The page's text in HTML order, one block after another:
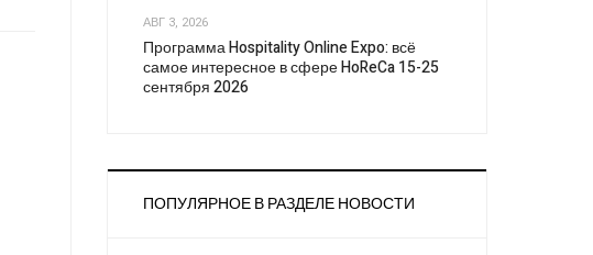
АВГ 3, 2026
Программа Hospitality Online Expo: всё
самое интересное в сфере HoReCa 15-25
сентября 2026
ПОПУЛЯРНОЕ В РАЗДЕЛЕ НОВОСТИ